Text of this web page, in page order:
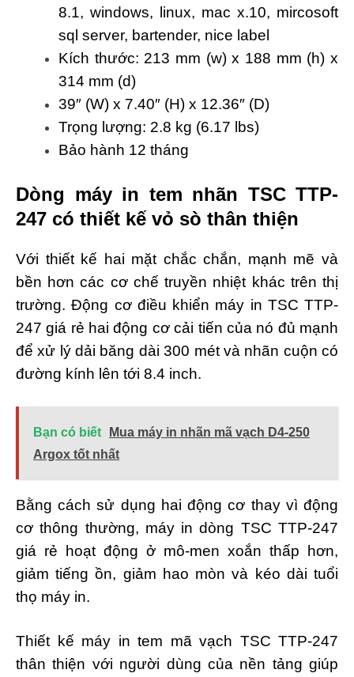
8.1, windows, linux, mac x.10, mircosoft
sql server, bartender, nice label
Kích thước: 213 mm (w) x 188 mm (h) x
314 mm (d)
39″ (W) x 7.40″ (H) x 12.36″ (D)
Trọng lượng: 2.8 kg (6.17 lbs)
Bảo hành 12 tháng
Dòng máy in tem nhãn TSC TTP-
247 có thiết kế vỏ sò thân thiện
Với thiết kế hai mặt chắc chắn, mạnh mẽ và
bền hơn các cơ chế truyền nhiệt khác trên thị
trường. Động cơ điều khiển máy in TSC TTP-
247 giá rẻ hai động cơ cải tiến của nó đủ mạnh
để xử lý dải băng dài 300 mét và nhãn cuộn có
đường kính lên tới 8.4 inch.
Bạn có biết
Mua máy in nhãn mã vạch D4-250
Argox tốt nhất
Bằng cách sử dụng hai động cơ thay vì động
cơ thông thường, máy in dòng TSC TTP-247
giá rẻ hoạt động ở mô-men xoắn thấp hơn,
giảm tiếng ồn, giảm hao mòn và kéo dài tuổi
thọ máy in.
Thiết kế máy in tem mã vạch TSC TTP-247
thân thiện với người dùng của nền tảng giúp